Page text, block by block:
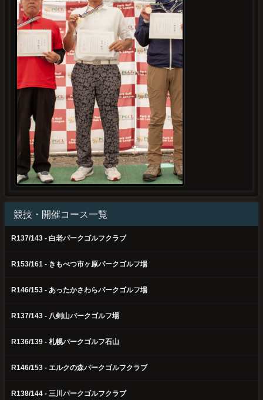
競技・開催コース一覧
R137/143 - 白老パークゴルフクラブ
R153/161 - きもべつ市ヶ原パークゴルフ場
R146/153 - あったかさわらパークゴルフ場
R137/143 - 八剣山パークゴルフ場
R136/139 - 札幌パークゴルフ石山
R146/153 - エルクの森パークゴルフクラブ
R138/144 - 三川パークゴルフクラブ